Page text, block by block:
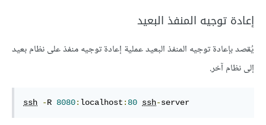
إعادة توجيه المنفذ البعيد
يُقصد بإعادة توجيه المنفذ البعيد عملية إعادة توجيه منفذ على نظام بعيد
إلى نظام آخر.
ssh -R 8080: localhost : 80 ssh-server